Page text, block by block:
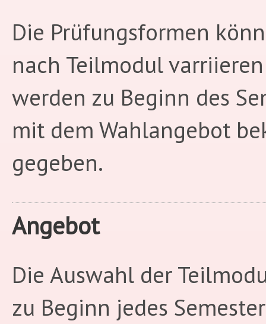
Die Prüfungsformen
nach Teilmodul
werden zu Beginn des
mit dem Wahlangebot
gegeben.
Angebot
Die Auswahl der
zu Beginn jedes